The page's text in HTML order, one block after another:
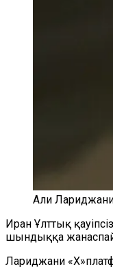
Али
Иран Ұлттық
шындыққа
Лариджани